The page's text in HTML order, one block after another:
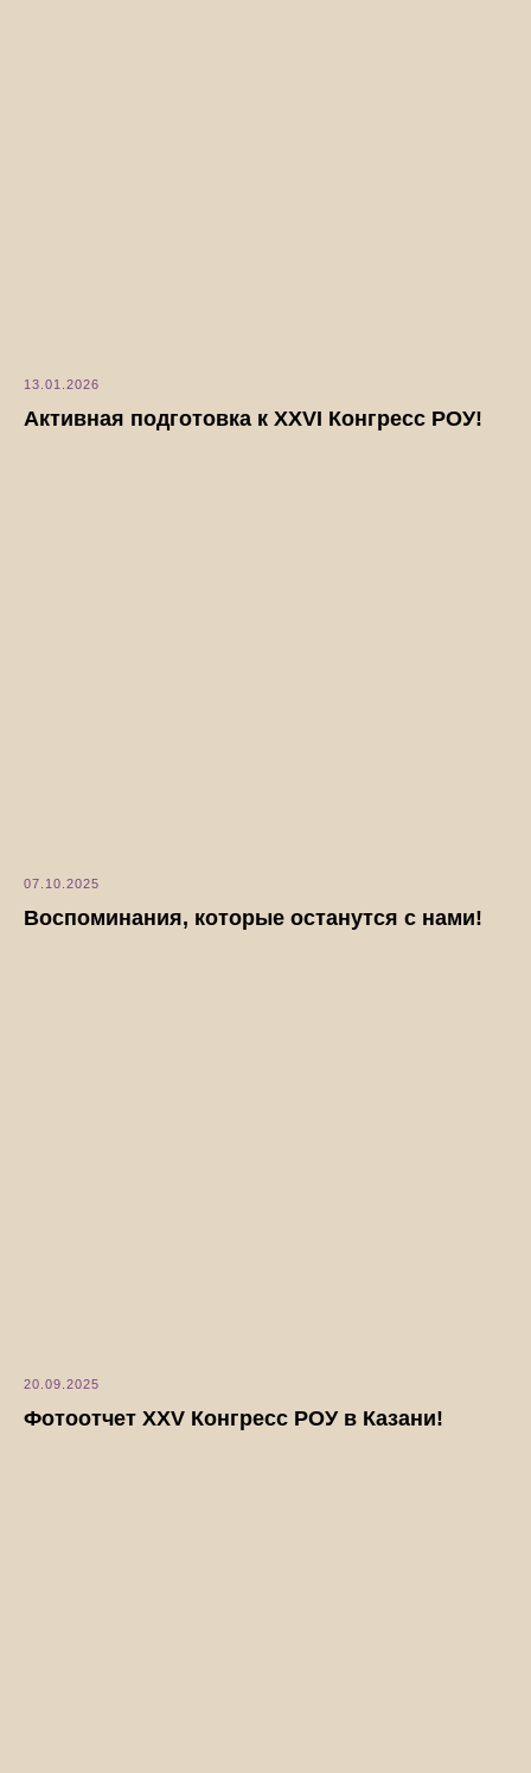
13.01.2026
Активная подготовка к XXVI Конгресс РОУ!
07.10.2025
Воспоминания, которые останутся с нами!
20.09.2025
Фотоотчет XXV Конгресс РОУ в Казани!